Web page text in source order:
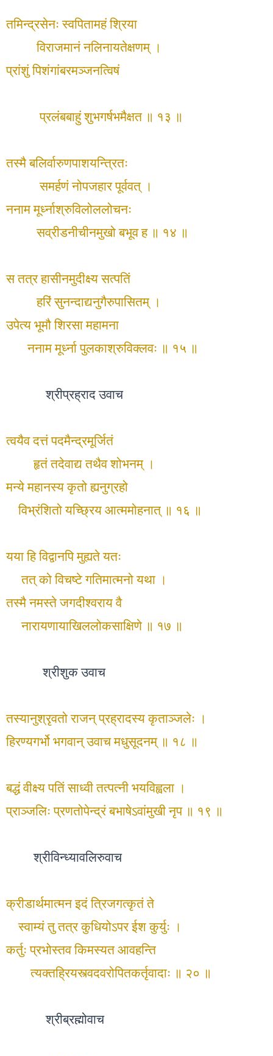
तमिन्द्रसेनः स्वपितामहं श्रिया
विराजमानं नलिनायतेक्षणम् ।
प्रांशुं पिशंगांबरमञ्जनत्विषं
प्रलंबबाहुं शुभगर्षभमैक्षत ॥ १३ ॥
तस्मै बलिर्वारुणपाशयन्त्रितः
समर्हणं नोपजहार पूर्ववत् ।
ननाम मूर्ध्नाश्रुविलोललोचनः
सव्रीडनीचीनमुखो बभूव ह ॥ १४ ॥
स तत्र हासीनमुदीक्ष्य सत्पतिं
हरिं सुनन्दाद्यनुगैरुपासितम् ।
उपेत्य भूमौ शिरसा महामना
ननाम मूर्ध्ना पुलकाश्रुविक्लवः ॥ १५ ॥
श्रीप्रह्राद उवाच
त्वयैव दत्तं पदमैन्द्रमूर्जितं
हृतं तदेवाद्य तथैव शोभनम् ।
मन्ये महानस्य कृतो ह्यनुग्रहो
विभ्रंशितो यच्छ्रिय आत्ममोहनात् ॥ १६ ॥
यया हि विद्वानपि मुह्यते यतः
तत् को विचष्टे गतिमात्मनो यथा ।
तस्मै नमस्ते जगदीश्वराय वै
नारायणायाखिललोकसाक्षिणे ॥ १७ ॥
श्रीशुक उवाच
तस्यानुश्रृवतो राजन् प्रह्रादस्य कृताञ्जलेः ।
हिरण्यगर्भो भगवान् उवाच मधुसूदनम् ॥ १८ ॥
बद्धं वीक्ष्य पतिं साध्वी तत्पत्‍नी भयविह्वला ।
प्राञ्जलिः प्रणतोपेन्द्रं बभाषेऽवांमुखी नृप ॥ १९ ॥
श्रीविन्ध्यावलिरुवाच
क्रीडार्थमात्मन इदं त्रिजगत्कृतं ते
स्वाम्यं तु तत्र कुधियोऽपर ईश कुर्युः ।
कर्तुः प्रभोस्तव किमस्यत आवहन्ति
त्यक्तह्रियस्त्वदवरोपितकर्तृवादाः ॥ २० ॥
श्रीब्रह्मोवाच